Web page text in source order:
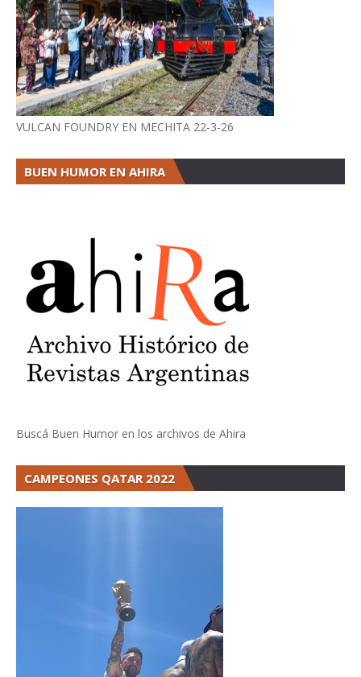
VULCAN FOUNDRY EN MECHITA 22-3-26
BUEN HUMOR EN AHIRA
Buscá Buen Humor en los archivos de Ahira
CAMPEONES QATAR 2022